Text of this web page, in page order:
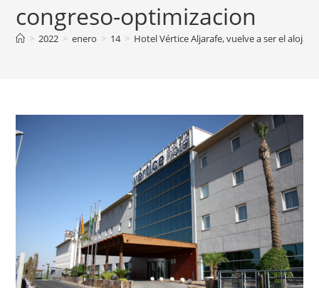
congreso-optimizacion
> 2022 > enero > 14 > Hotel Vértice Aljarafe, vuelve a ser el